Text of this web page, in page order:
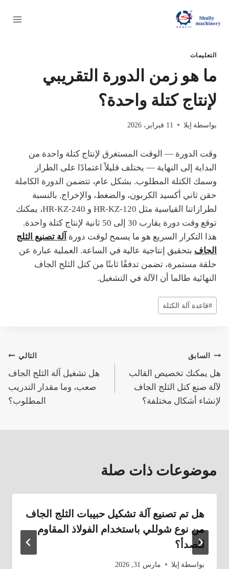
إلى
التعليمات
ما هو زمن الدورة التقريبي
لإنتاج كتلة واحدة؟
بواسطة إيلا 11 فبراير، 2026
وقت الدورة — الوقت المستغرق لإنتاج كتلة واحدة من
البداية إلى النهاية — يختلف قليلاً اعتمادًا على الطراز
وسمك الكتلة المطلوب. بشكل عام، تتضمن الدورة الكاملة
حقن ثاني أكسيد الكربون، والضغط، والإخراج. بالنسبة
لطرازاتنا القياسية مثل HR-KZ-120 و HR-KZ-240، يمكنك
توقع وقت دورة يقارب 30 إلى 50 ثانية لإنتاج كتلة واحدة.
هذا التكرار السريع هو ما يسمح لوقت دورة آلة تصنيع الثلج
الجاف بتحقيق إنتاجية عالية في الساعة. العملية عبارة عن
حلقة مستمرة، تضمن تدفقًا ثابتًا من كتل الثلج الجاف
النهائية طالما أن الآلة في التشغيل.
وسوم
المقال:
#قاعدة آلة الكتلة
تصفّح
المقالات
السابق
هل يمكنك تخصيص القالب
لآلة صنع كتل الثلج الجاف
لإنشاء أشكال مختلفة؟
التالي
هل تشغيل آلة الثلج الجاف
صعب، وما مقدار التدريب
المطلوب؟
موضوعات ذات صلة
هل تم تصنيع آلة تشكيل حبيبات الثلج الجاف
من نوع شوللي باستخدام الفولاذ المقاوم
للصدأ؟
بواسطة إيلا مارس 31, 2026